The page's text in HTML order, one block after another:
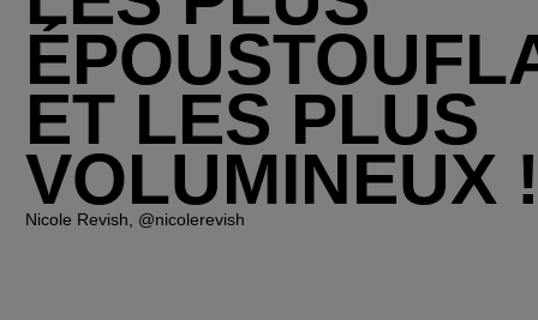
ET LES PLUS
VOLUMINEUX
Nicole Revish, @nicolerevish